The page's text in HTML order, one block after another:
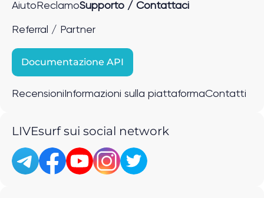
Aiuto ReclamoSupporto / Contattaci
Referral / Partner
Documentazione API
Recensioni Informazioni sulla piattaformaContatti
LIVEsurf sui social network